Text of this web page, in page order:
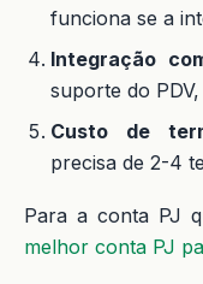
funciona se a
Integração
suporte do
Custo de
precisa de 2-4
Para a conta PJ
melhor conta PJ